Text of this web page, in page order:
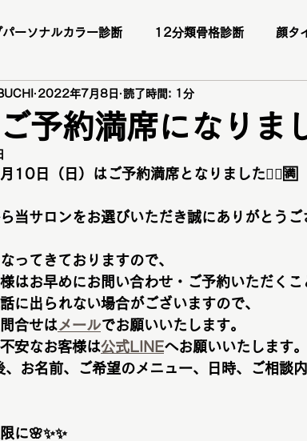
ーソナルカラー診断 12分類骨格診断 顔タ
様 お客様の感想 口コミ
パーソナルカラー診断 パーソナルカラー
顔タイプ診断 ショッピング同行 ワードロー
ファッションカラー48タイプ診断 コスメ提案
予約満席になりま
2022年7月8日 読了時間: 1分
10日（日）はご予約満席となりました🙇‍♀️🈵
当サロンをお選びいただき誠にありがとうご
ってきておりますので、
はお早めにお問い合わせ・ご予約いただく
に出られない場合がございますので、
合せはメールでお願いいたします。
安なお客様は公式LINEへお願いいたします。
、お名前、ご希望のメニュー、日時、ご相談
に🌸✨✨